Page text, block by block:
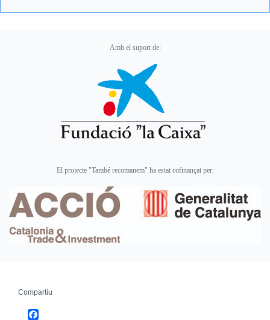
Amb el suport de:
El projecte "També recomanem" ha estat cofinançat per:
Compartiu